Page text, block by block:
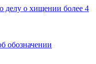
делу о хищении более 4
обозначении